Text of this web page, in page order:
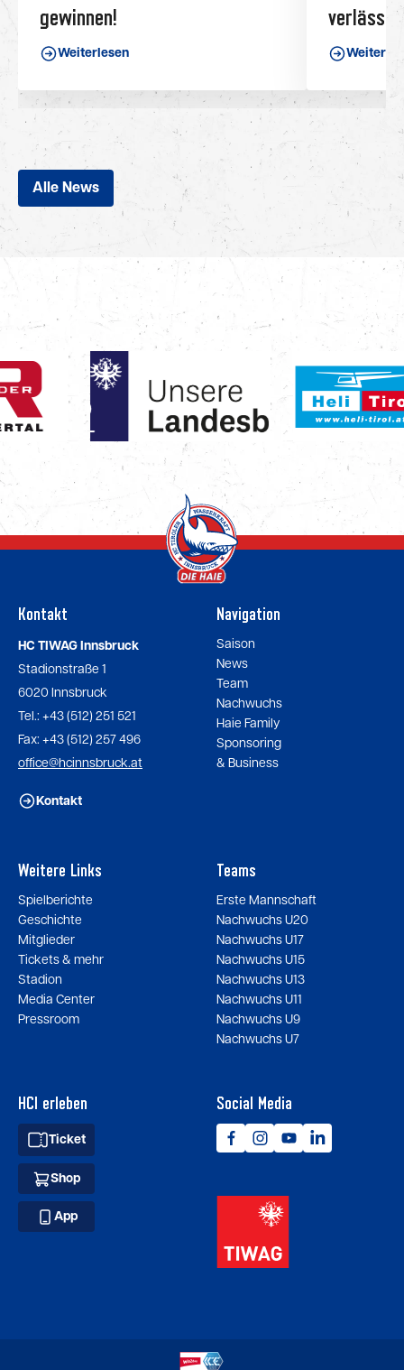
gewinnen!
Weiterlesen
verlässt
Alle News
Kontakt
HC TIWAG Innsbruck
Stadionstraße 1
6020 Innsbruck
Tel.: +43 (512) 251 521
Fax: +43 (512) 257 496
office@hcinnsbruck.at
Kontakt
Navigation
Saison
News
Team
Nachwuchs
Haie Family
Sponsoring
& Business
Weitere Links
Spielberichte
Geschichte
Mitglieder
Tickets & mehr
Stadion
Media Center
Pressroom
Teams
Erste Mannschaft
Nachwuchs U20
Nachwuchs U17
Nachwuchs U15
Nachwuchs U13
Nachwuchs U11
Nachwuchs U9
Nachwuchs U7
HCI erleben
Ticket
Shop
App
Social Media